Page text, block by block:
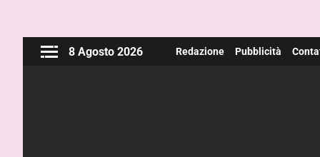
8 Agosto 2026 Redazione Pubblicità